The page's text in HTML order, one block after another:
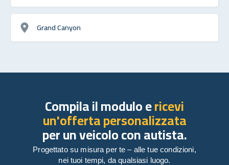
Grand Canyon
Compila il modulo ericevi
un'offerta personalizzata
per un veicolo con autista.
Progettato su misura per te – alle tue condizioni,
nei tuoi tempi, da qualsiasi luogo.